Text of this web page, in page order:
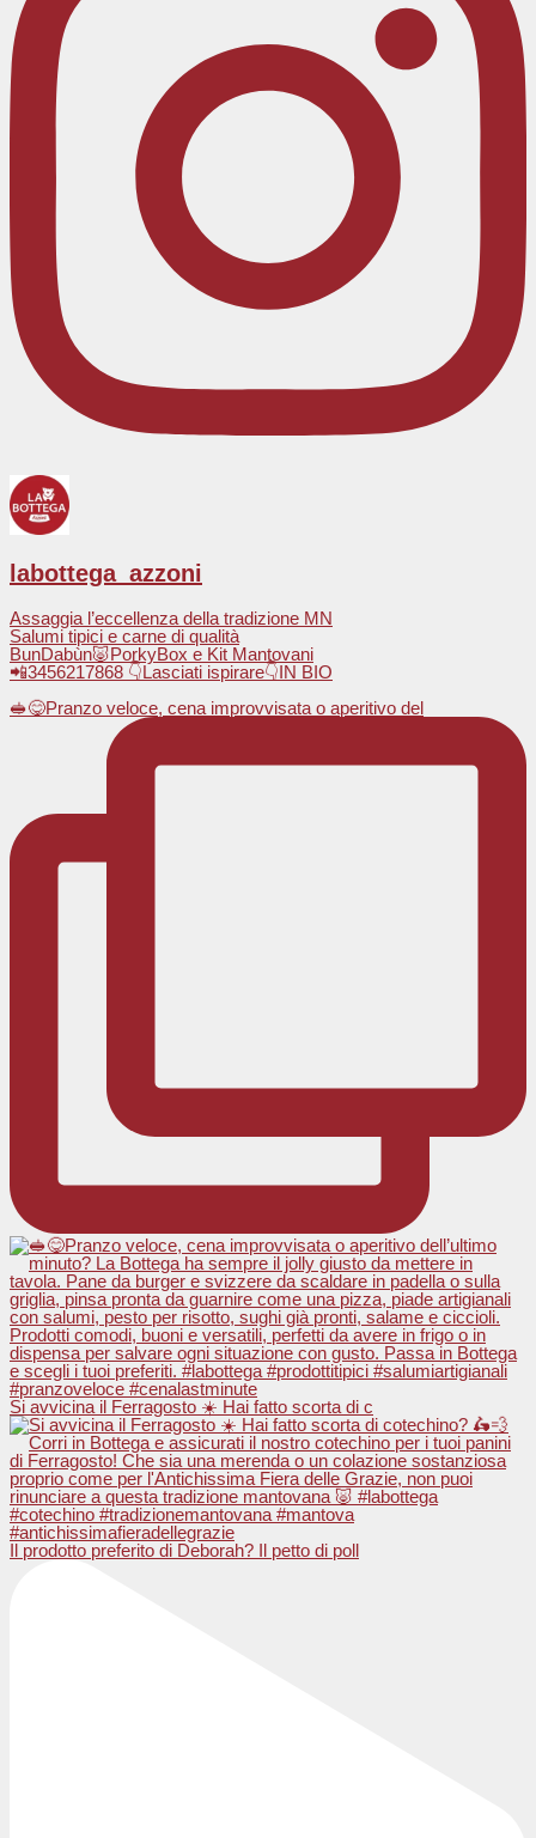
labottega_azzoni
Assaggia l’eccellenza della tradizione MN
Salumi tipici e carne di qualità
BunDabùn🐷PorkyBox e Kit Mantovani
📲3456217868 👇Lasciati ispirare👇IN BIO
🥪😋Pranzo veloce, cena improvvisata o aperitivo del
Si avvicina il Ferragosto ☀️ Hai fatto scorta di c
Il prodotto preferito di Deborah? Il petto di poll